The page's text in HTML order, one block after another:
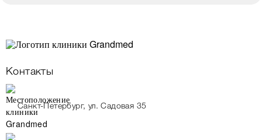
Контакты
Санкт-Петербург, ул. Садовая 35